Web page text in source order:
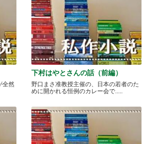
全然
下村はやとさんの話（前編）
野口まさ准教授主催の、日本の若者のた
めに開かれる恒例のカレー会で.....